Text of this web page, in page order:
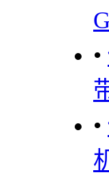
•
•